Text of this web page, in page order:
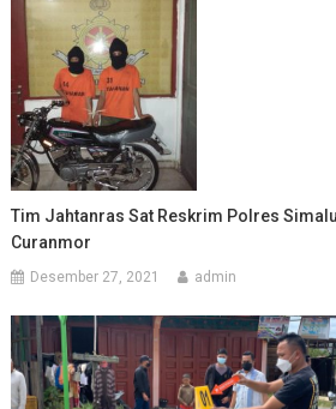
Tim Jahtanras Sat Reskrim Polres
Curanmor
Desember 27, 2021 admin